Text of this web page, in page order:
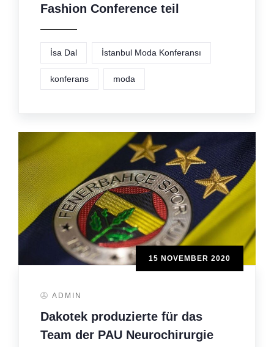
Fashion Conference teil
İsa Dal İstanbul Moda Konferansı
konferans moda
15 NOVEMBER 2020
ADMIN
Dakotek produzierte für das
Team der PAU Neurochirurgie